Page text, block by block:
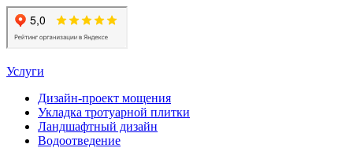
Услуги
Дизайн-проект мощения
Укладка тротуарной плитки
Ландшафтный дизайн
Водоотведение